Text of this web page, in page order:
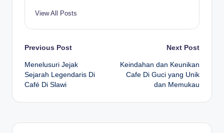
View All Posts
Post
navigation
Previous Post
Menelusuri Jejak
Sejarah Legendaris Di
Café Di Slawi
Next Post
Keindahan dan Keunikan
Cafe Di Guci yang Unik
dan Memukau